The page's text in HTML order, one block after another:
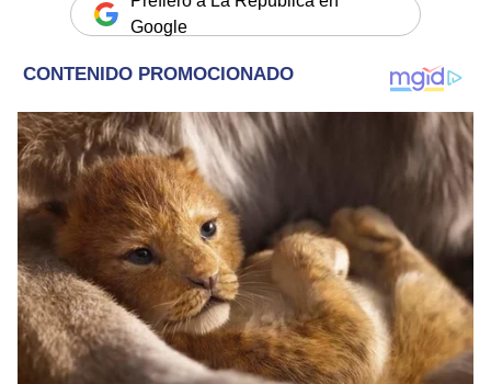
Google